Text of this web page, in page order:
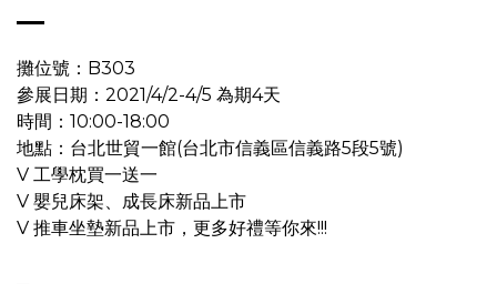
攤位號：B303
參展日期：2021/4/2-4/5 為期4天
時間：10:00-18:00
地點：台北世貿一館(台北市信義區信義路5段5號)
V 工學枕買一送一
V 嬰兒床架、成長床新品上市
V 推車坐墊新品上市，更多好禮等你來!!!